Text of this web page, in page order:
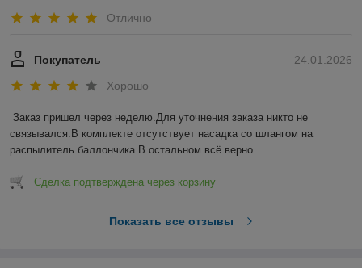
Отлично
24.01.2026
Покупатель
Хорошо
Заказ пришел через неделю.Для уточнения заказа никто не
связывался.В комплекте отсутствует насадка со шлангом на
распылитель баллончика.В остальном всё верно.
Сделка подтверждена через корзину
Показать все отзывы